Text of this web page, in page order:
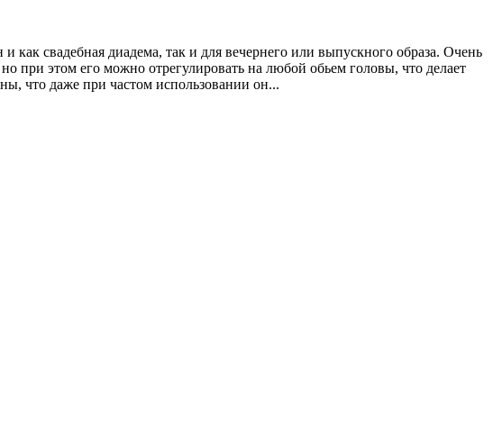
свадебная диадема, так и для вечернего или выпускного образа. Очень
при этом его можно отрегулировать на любой обьем головы, что делает
что даже при частом использовании он...